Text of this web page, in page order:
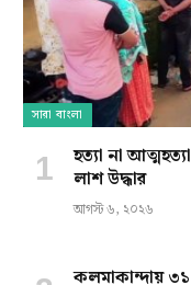
সারা বাংলা
হত্যা না
লাশ উদ্ধার
আগস্ট ৬, ২০২৬
কলমাকান্দায়